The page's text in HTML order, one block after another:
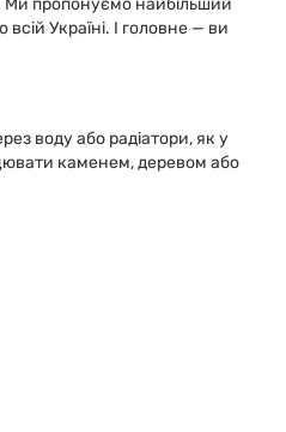
Україні. І головне — ви
воду або радіатори, як у
каменем, деревом або